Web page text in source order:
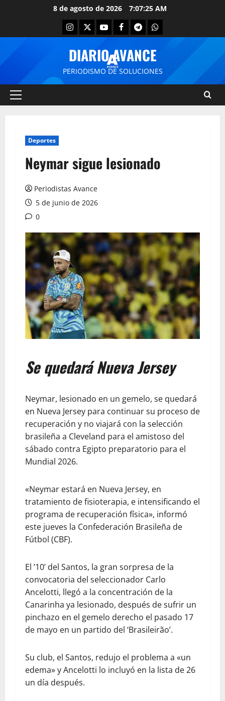
8 de agosto de 2026 7:07:26 AM
DIARIO AVANCE
PERIODISMO DE SOLUCIONES
Deportes
Neymar sigue lesionado
Periodistas Avance
5 de junio de 2026
0
Se quedará Nueva Jersey
Neymar, lesionado en un gemelo, se quedará
en Nueva Jersey para continuar su proceso de
recuperación y no viajará con la selección
brasileña a Cleveland para el amistoso del
sábado contra Egipto preparatorio para el
Mundial 2026.
«Neymar estará en Nueva Jersey, en
tratamiento de fisioterapia, e intensificando el
programa de recuperación física», informó
este jueves la Confederación Brasileña de
Fútbol (CBF).
El ’10’ del Santos, la gran sorpresa de la
convocatoria del seleccionador Carlo
Ancelotti, llegó a la concentración de la
Canarinha ya lesionado, después de sufrir un
pinchazo en el gemelo derecho el pasado 17
de mayo en un partido del ‘Brasileirão’.
Su club, el Santos, redujo el problema a «un
edema» y Ancelotti lo incluyó en la lista de 26
un día después.